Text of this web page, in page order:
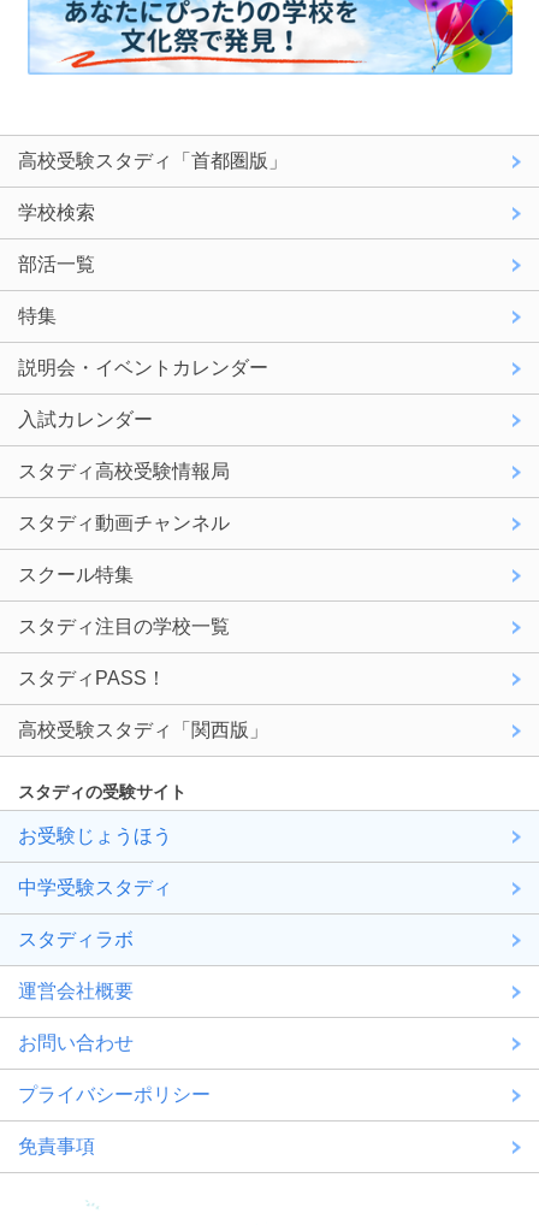
高校受験スタディ「首都圏版」
学校検索
部活一覧
特集
説明会・イベントカレンダー
入試カレンダー
スタディ高校受験情報局
スタディ動画チャンネル
スクール特集
スタディ注目の学校一覧
スタディPASS！
高校受験スタディ「関西版」
スタディの受験サイト
お受験じょうほう
中学受験スタディ
スタディラボ
運営会社概要
お問い合わせ
プライバシーポリシー
免責事項